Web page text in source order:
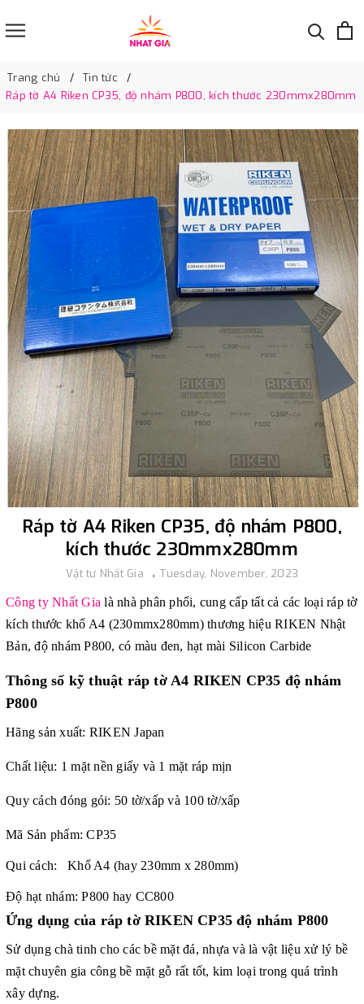
Trang chủ
Tin tức
Ráp tờ A4 Riken CP35, độ nhám P800, kích thước 230mmx280mm
Ráp tờ A4 Riken CP35, độ nhám P800,
kích thước 230mmx280mm
Vật tư Nhất Gia Tuesday, November, 2023
Công ty Nhất Gia là nhà phân phối, cung cấp tất cả các loại ráp tờ
kích thước khổ A4 (230mmx280mm) thương hiệu RIKEN Nhật
Bản, độ nhám P800, có màu đen, hạt mài Silicon Carbide
Thông số kỹ thuật ráp tờ A4 RIKEN CP35 độ nhám
P800
Hãng sản xuất: RIKEN Japan
Chất liệu: 1 mặt nền giấy và 1 mặt ráp mịn
Quy cách đóng gói: 50 tờ/xấp và 100 tờ/xấp
Mã Sản phẩm: CP35
Qui cách: Khổ A4 (hay 230mm x 280mm)
Độ hạt nhám: P800 hay CC800
Ứng dụng của ráp tờ RIKENCP35 độ nhám P800
Sử dụng chà tinh cho các bề mặt đá, nhựa và là vật liệu xử lý bề
mặt chuyên gia công bề mặt gỗ rất tốt, kim loại trong quá trình
xây dựng.